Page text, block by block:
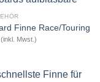
Finne Race/Touring
(inkl. Mwst.)